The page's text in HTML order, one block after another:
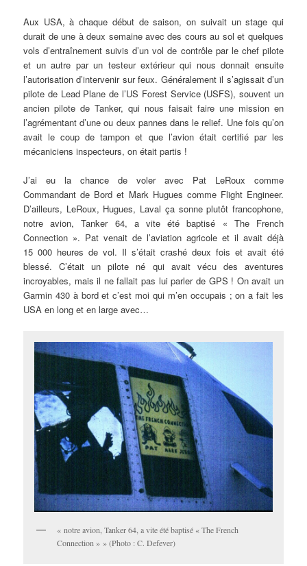
Aux USA, à chaque début de saison, on suivait un stage qui
durait de une à deux semaine avec des cours au sol et quelques
vols d’entraînement suivis d’un vol de contrôle par le chef pilote
et un autre par un testeur extérieur qui nous donnait ensuite
l’autorisation d’intervenir sur feux. Généralement il s’agissait d’un
pilote de Lead Plane de l’US Forest Service (USFS), souvent un
ancien pilote de Tanker, qui nous faisait faire une mission en
l’agrémentant d’une ou deux pannes dans le relief. Une fois qu’on
avait le coup de tampon et que l’avion était certifié par les
mécaniciens inspecteurs, on était partis !
J’ai eu la chance de voler avec Pat LeRoux comme
Commandant de Bord et Mark Hugues comme Flight Engineer.
D’ailleurs, LeRoux, Hugues, Laval ça sonne plutôt francophone,
notre avion, Tanker 64, a vite été baptisé « The French
Connection ». Pat venait de l’aviation agricole et il avait déjà
15 000 heures de vol. Il s’était crashé deux fois et avait été
blessé. C’était un pilote né qui avait vécu des aventures
incroyables, mais il ne fallait pas lui parler de GPS ! On avait un
Garmin 430 à bord et c’est moi qui m’en occupais ; on a fait les
USA en long et en large avec…
« notre avion, Tanker 64, a vite été baptisé « The French
Connection » » (Photo : C. Defever)